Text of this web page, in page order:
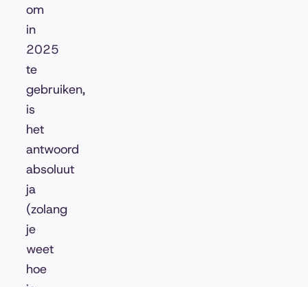
om
in
2025
te
gebruiken,
is
het
antwoord
absoluut
ja
(zolang
je
weet
hoe